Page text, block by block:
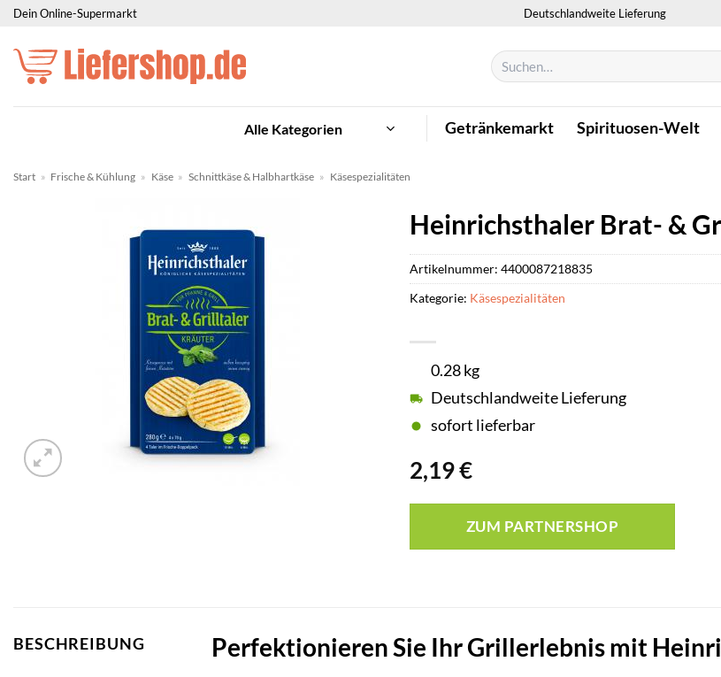
Zum
springen
Dein Online-Supermarkt Deutschlandweite Lieferung
Suchen
nach:
Alle Kategorien Getränkemarkt Spirituosen-Welt
Start » Frische & Kühlung » Käse » Schnittkäse & Halbhartkäse » Käsespezialitäten
Heinrichsthaler Brat- &
2,19€
0.28 kg
Deutschlandweite Lieferung
sofort lieferbar
ZUM PARTNERSHOP
Artikelnummer: 4400087218835
Kategorie: Käsespezialitäten
BESCHREIBUNG Perfektionieren Sie Ihr Grillerlebnis mit